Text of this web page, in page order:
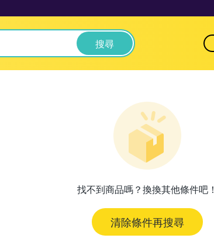
搜尋
找不到商品嗎？換換其他條件吧！
清除條件再搜尋